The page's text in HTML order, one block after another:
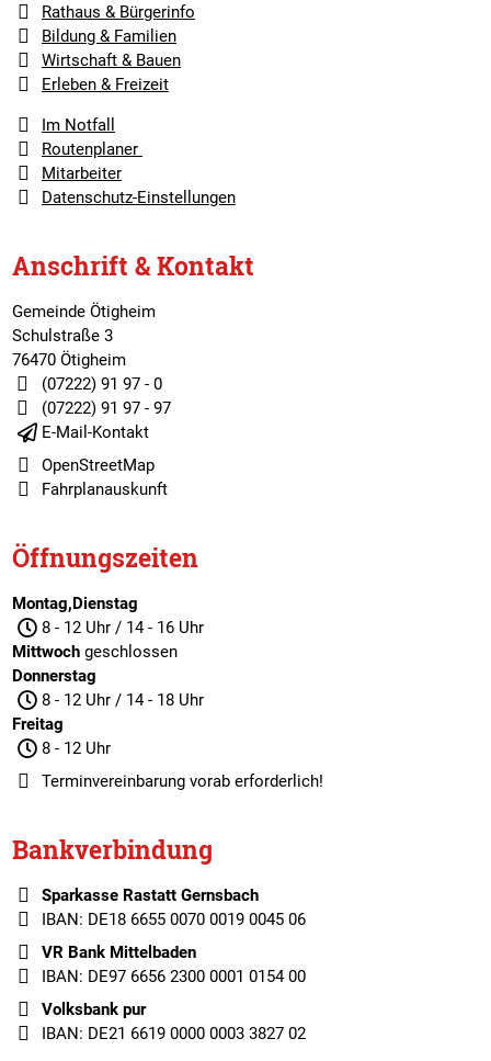
Rathaus & Bürgerinfo
Bildung & Familien
Wirtschaft & Bauen
Erleben & Freizeit
Im Notfall
Routenplaner
Mitarbeiter
Datenschutz-Einstellungen
Anschrift & Kontakt
Gemeinde Ötigheim
Schulstraße 3
76470 Ötigheim
(07222) 91 97 - 0
(07222) 91 97 - 97
E-Mail-Kontakt
OpenStreetMap
Fahrplanauskunft
Öffnungszeiten
Montag,Dienstag
8 - 12 Uhr / 14 - 16 Uhr
Mittwochgeschlossen
Donnerstag
8 - 12 Uhr / 14 - 18 Uhr
Freitag
8 - 12 Uhr
Terminvereinbarungvorab erforderlich!
Bankverbindung
Sparkasse Rastatt Gernsbach
IBAN: DE18 6655 0070 0019 0045 06
VR Bank Mittelbaden
IBAN: DE97 6656 2300 0001 0154 00
Volksbank pur
IBAN: DE21 6619 0000 0003 3827 02